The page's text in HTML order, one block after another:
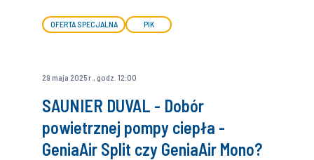
OFERTA SPECJALNA PIK
29 maja 2025 r., godz. 12:00
SAUNIER DUVAL - Dobór
powietrznej pompy ciepła -
GeniaAir Split czy GeniaAir Mono?